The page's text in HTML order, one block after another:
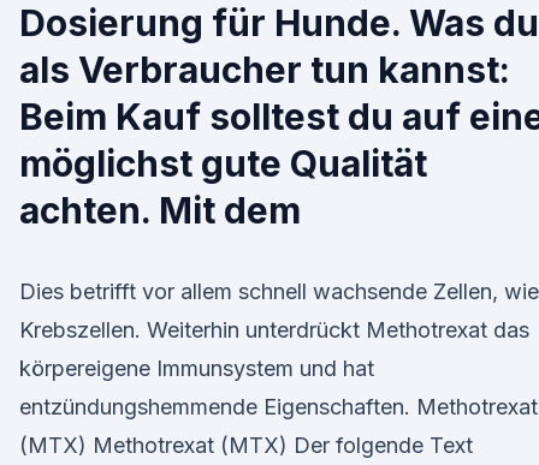
Dosierung für Hunde. Was du
als Verbraucher tun kannst:
Beim Kauf solltest du auf
möglichst gute Qualität
achten. Mit dem
Dies betrifft vor allem schnell wachsende Zellen, wie
Krebszellen. Weiterhin unterdrückt Methotrexat das
körpereigene Immunsystem und hat
entzündungshemmende Eigenschaften. Methotrexat
(MTX) Methotrexat (MTX) Der folgende Text